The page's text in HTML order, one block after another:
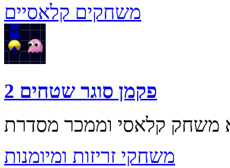
משחקים קלאסיים
פקמן סוגר שטחים 2
משחקי זריזות ומיומנות